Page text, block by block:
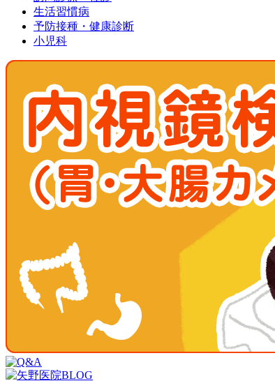
生活習慣病
予防接種・健康診断
小児科